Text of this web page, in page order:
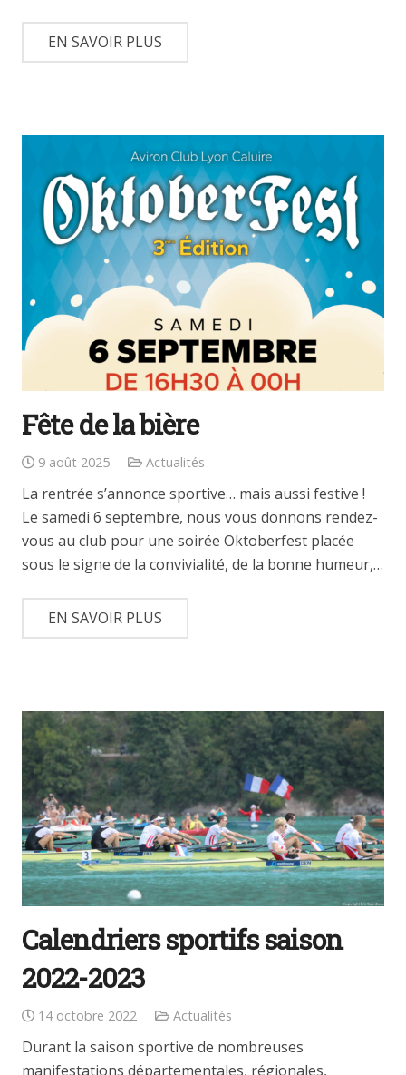
EN SAVOIR PLUS
Fête de la bière
9 août 2025 Actualités
La rentrée s’annonce sportive… mais aussi festive !
Le samedi 6 septembre, nous vous donnons rendez-
vous au club pour une soirée Oktoberfest placée
sous le signe de la convivialité, de la bonne humeur,…
EN SAVOIR PLUS
Calendriers sportifs saison
2022-2023
14 octobre 2022 Actualités
Durant la saison sportive de nombreuses
manifestations départementales, régionales,